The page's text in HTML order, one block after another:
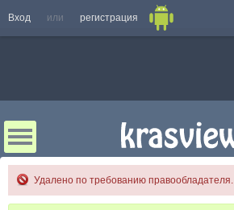
Вход или регистрация
Удалено по требованию правообладателя.